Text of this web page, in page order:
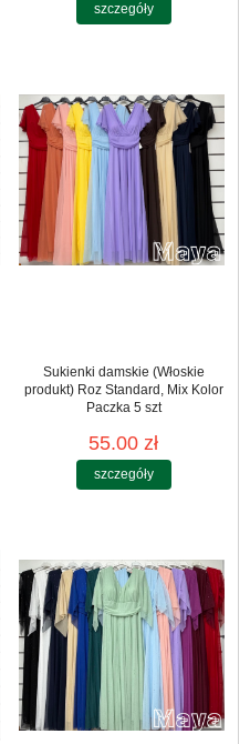
szczegóły
Sukienki damskie (Włoskie
produkt) Roz Standard, Mix Kolor
Paczka 5 szt
55.00 zł
szczegóły